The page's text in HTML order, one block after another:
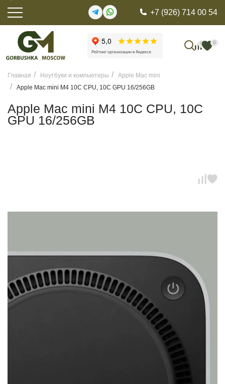
+7 (926) 714 00 54
0 0
Главная Ноутбуки и компьютеры
Apple Mac mini
Apple Mac mini M4 10C CPU, 10C GPU 16/256GB
Apple Mac mini M4 10C CPU, 10C
GPU 16/256GB